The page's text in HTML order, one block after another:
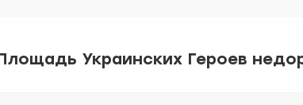
Украинских Героев